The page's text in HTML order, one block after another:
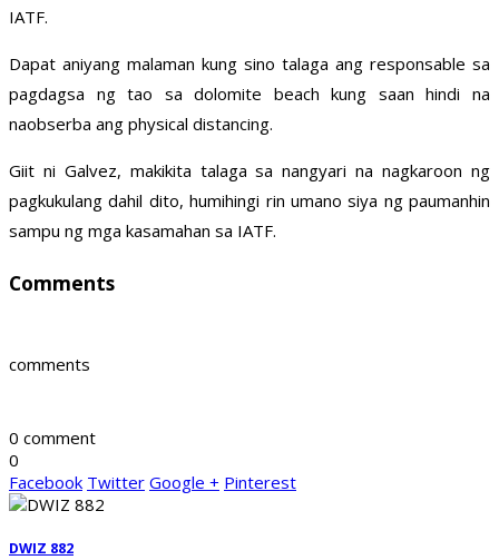
IATF.
Dapat aniyang malaman kung sino talaga ang responsable sa
pagdagsa ng tao sa dolomite beach kung saan hindi na
naobserba ang physical distancing.
Giit ni Galvez, makikita talaga sa nangyari na nagkaroon ng
pagkukulang dahil dito, humihingi rin umano siya ng paumanhin
sampu ng mga kasamahan sa IATF.
Comments
comments
0 comment
0
Facebook Twitter Google + Pinterest
DWIZ 882